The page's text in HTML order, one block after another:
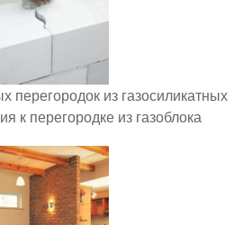
из газосиликатных
к перегородке из газоблока